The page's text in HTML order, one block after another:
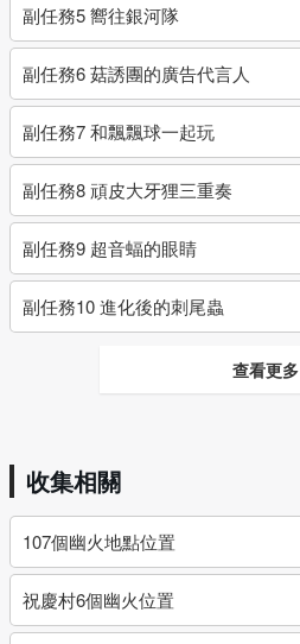
副任務5 嚮往銀河隊
副任務6 菇誘團的廣告代言人
副任務7 和飄飄球一起玩
副任務8 頑皮大牙狸三重奏
副任務9 超音蝠的眼睛
副任務10 進化後的刺尾蟲
查看更多
收集相關
107個幽火地點位置
祝慶村6個幽火位置